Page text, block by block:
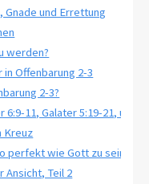
und Errettung
werden?
Offenbarung 2-3
2-3?
11, Galater 5:19-21, und
Kreuz
perfekt wie Gott zu sein?
Ansicht, Teil 2